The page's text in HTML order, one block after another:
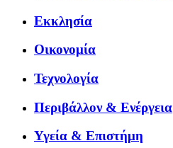
Εκκλησία
Οικονομία
Τεχνολογία
Περιβάλλον & Ενέργεια
Υγεία & Επιστήμη